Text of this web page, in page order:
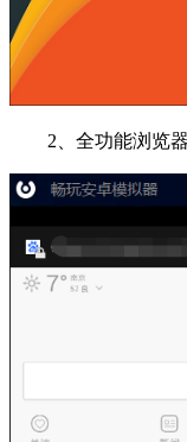
2、全功能浏览器